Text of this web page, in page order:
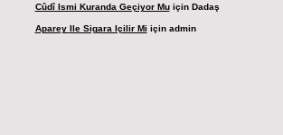
Cûdî Ismi Kuranda Geçiyor Muiçin Dadaş
Aparey Ile Sigara Içilir Mi için admin